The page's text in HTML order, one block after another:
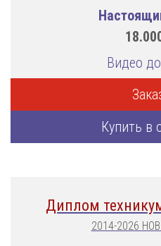
Видео
Купить в
Диплом
2014-2026